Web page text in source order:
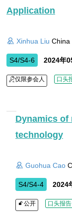
Application
Xinhua Liu China
S4/S4-6 2024年
仅限参会人 口头
Dynamics of
technology
Guohua Cao
S4/S4-4 2024
公开 口头报告